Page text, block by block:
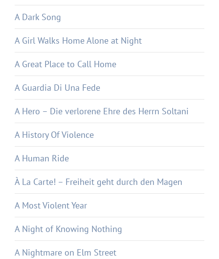
A Dark Song
A Girl Walks Home Alone at Night
A Great Place to Call Home
A Guardia Di Una Fede
A Hero – Die verlorene Ehre des Herrn Soltani
A History Of Violence
A Human Ride
À La Carte! – Freiheit geht durch den Magen
A Most Violent Year
A Night of Knowing Nothing
A Nightmare on Elm Street